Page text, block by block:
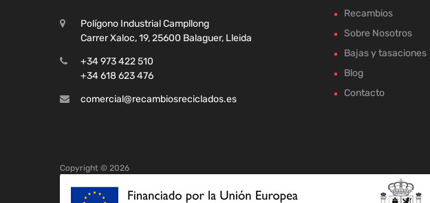
Polígono Industrial Campllong
Carrer Xaloc, 19, 25600 Balaguer, Lleida
+34 973 422 510
+34 618 623 476
comercial@recambiosreciclados.es
Recambios
Sobre Nosotros
Bajas y tasaciones
Blog
Contacto
Copyright © 2026